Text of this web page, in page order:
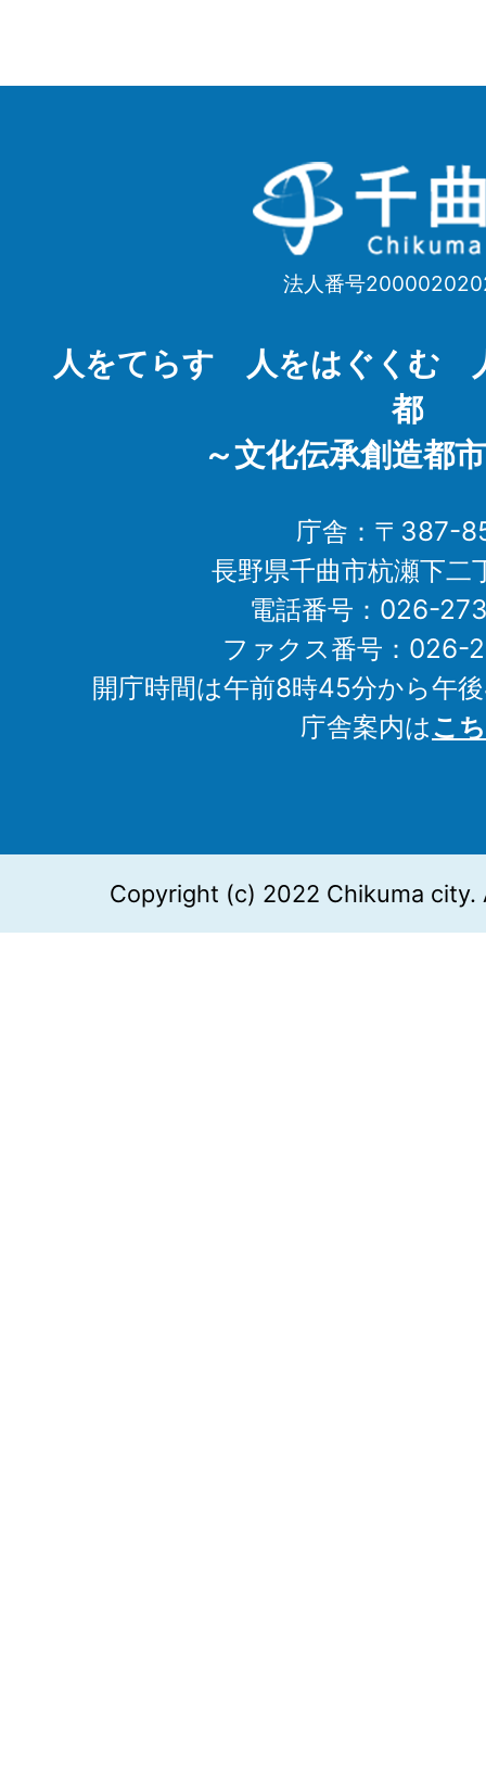
千
曲
Chikuma
法人番号
人をてらす 人をはぐくむ
都
～文化伝承創造都
庁舎：〒387-
長野県千曲市杭瀬下二
電話番号：026-
ファクス番号：026-
開庁時間は午前8時45分から午
庁舎案内はこ
Copyright (c) 2022 Chikuma city.